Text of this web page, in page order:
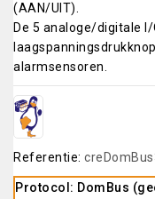
(AAN/UIT).
De 5 analoge/digitale
alarmsensoren.
Referentie:
Protocol: DomBus